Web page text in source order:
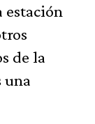
estación
de la
una